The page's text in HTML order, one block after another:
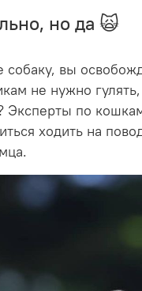
но да 🙀
вы
не нужно
Эксперты по
ходить на